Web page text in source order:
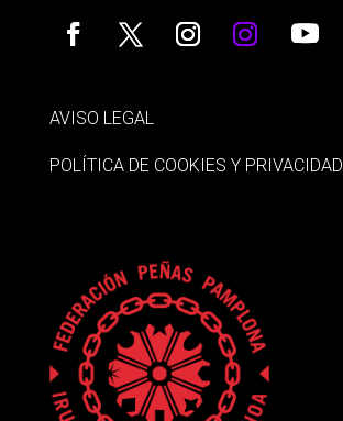
AVISO LEGAL
POLÍTICA DE COOKIES Y PRIVACIDAD